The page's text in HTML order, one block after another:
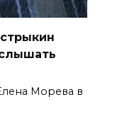
Морева в